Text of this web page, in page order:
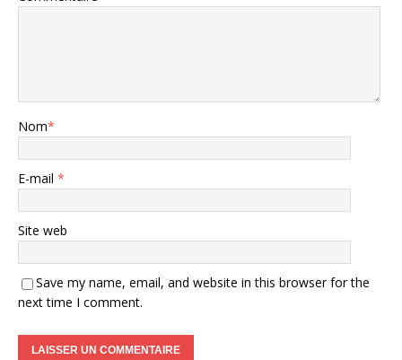
Nom*
E-mail *
Site web
Save my name, email, and website in this browser for the
next time I comment.